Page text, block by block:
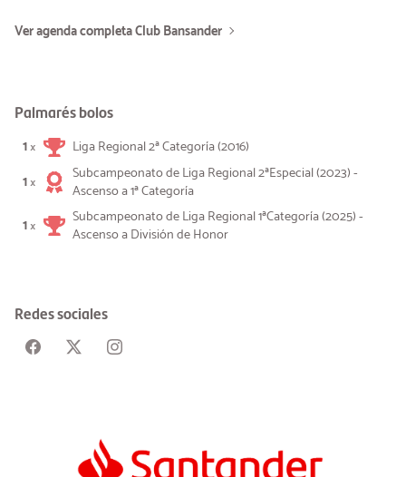
Ver agenda completa Club Bansander
Palmarés bolos
1×
Liga Regional 2ª Categoría (2016)
1×
Subcampeonato de Liga Regional 2ªEspecial (2023) -
Ascenso a 1ª Categoría
1×
Subcampeonato de Liga Regional 1ªCategoría (2025) -
Ascenso a División de Honor
Redes sociales